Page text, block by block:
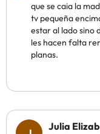
que se caia la
tv pequeña
estar al lado sino
les hacen falta
planas.
Julia